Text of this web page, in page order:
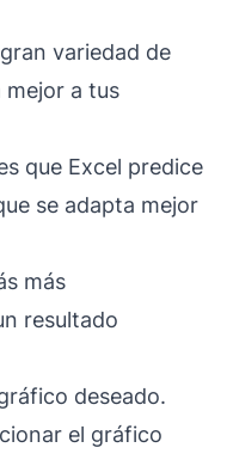
variedad de
mejor a tus
que Excel predice
se adapta mejor
más
resultado
deseado.
el gráfico